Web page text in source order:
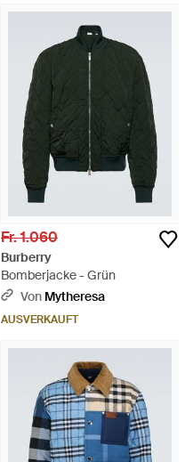
Fr. 1.060
Burberry
Bomberjacke - Grün
Von Mytheresa
AUSVERKAUFT